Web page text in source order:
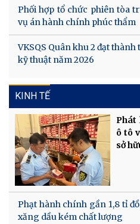
Phối hợp tổ chức phiên tòa
vụ án hành chính phúc thẩm
VKSQS Quân khu 2 đạt
kỹ thuật năm 2026
KINH TẾ
Phát
ô tô
sở
Phạt hành chính gần 1,8 tỉ
xăng dầu kém chất lượng